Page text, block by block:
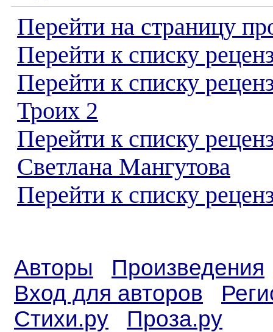
Перейти на страницу
Перейти к списку
Перейти к списку
Троих 2
Перейти к списку
Светлана Мангутова
Перейти к списку
Авторы
Произведения
Вход для авторов
Стихи.ру
Проза.ру